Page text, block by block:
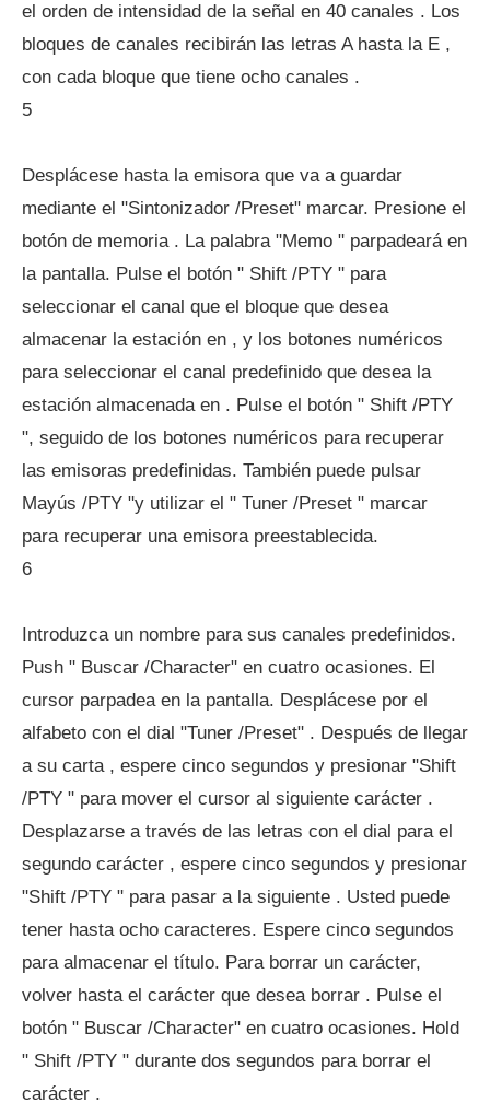
el orden de intensidad de la señal en 40 canales . Los
bloques de canales recibirán las letras A hasta la E ,
con cada bloque que tiene ocho canales .
5
Desplácese hasta la emisora ​​que va a guardar
mediante el "Sintonizador /Preset" marcar. Presione el
botón de memoria . La palabra "Memo " parpadeará en
la pantalla. Pulse el botón " Shift /PTY " para
seleccionar el canal que el bloque que desea
almacenar la estación en , y los botones numéricos
para seleccionar el canal predefinido que desea la
estación almacenada en . Pulse el botón " Shift /PTY
", seguido de los botones numéricos para recuperar
las emisoras predefinidas. También puede pulsar
Mayús /PTY "y utilizar el " Tuner /Preset " marcar
para recuperar una emisora ​​preestablecida.
6
Introduzca un nombre para sus canales predefinidos.
Push " Buscar /Character" en cuatro ocasiones. El
cursor parpadea en la pantalla. Desplácese por el
alfabeto con el dial "Tuner /Preset" . Después de llegar
a su carta , espere cinco segundos y presionar "Shift
/PTY " para mover el cursor al siguiente carácter .
Desplazarse a través de las letras con el dial para el
segundo carácter , espere cinco segundos y presionar
"Shift /PTY " para pasar a la siguiente . Usted puede
tener hasta ocho caracteres. Espere cinco segundos
para almacenar el título. Para borrar un carácter,
volver hasta el carácter que desea borrar . Pulse el
botón " Buscar /Character" en cuatro ocasiones. Hold
" Shift /PTY " durante dos segundos para borrar el
carácter .